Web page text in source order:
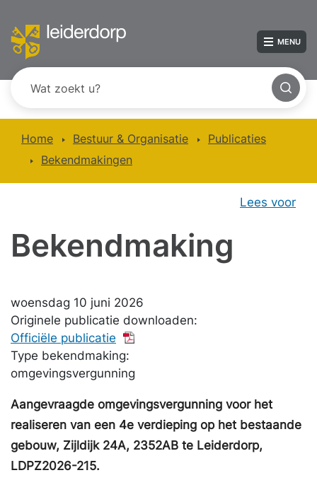
MENU
Home Bestuur & Organisatie
Publicaties
Bekendmakingen
Lees voor
Bekendmaking
woensdag 10 juni 2026
Originele publicatie downloaden:
Officiële publicatie
Type bekendmaking:
omgevingsvergunning
Aangevraagde omgevingsvergunning voor het
realiseren van een 4e verdieping op het bestaande
gebouw, Zijldijk 24A, 2352AB te Leiderdorp,
LDPZ2026-215.